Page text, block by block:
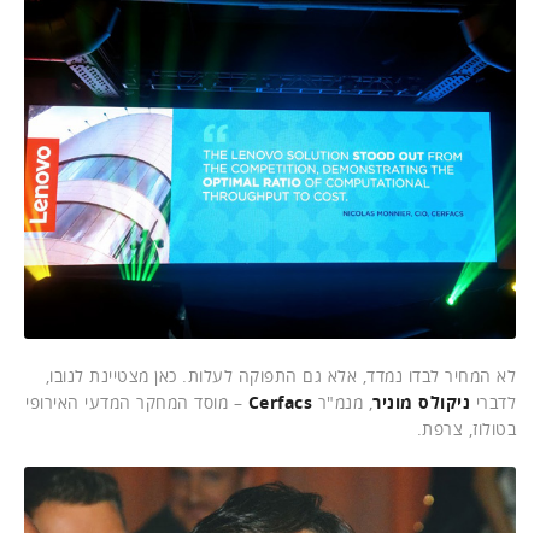
לא המחיר לבדו נמדד, אלא גם התפוקה לעלות. כאן מצטיינת לנובו,
לדברי ניקולס מוניר , מנמ"ר Cerfacs – מוסד המחקר המדעי האירופי
בטולוז, צרפת.